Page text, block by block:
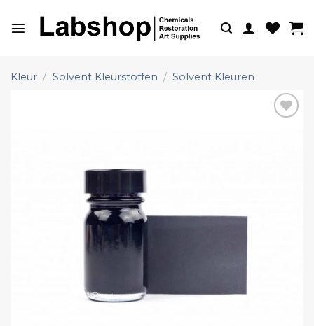
naar
Kleur / Solvent Kleurstoffen / Solvent Kleuren